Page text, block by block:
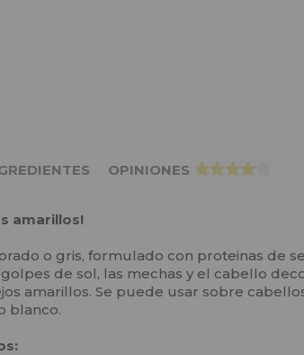
OPINIONES >
amarillos!
o gris, formulado con proteinas de
de sol, las mechas y el cabello
amarillos. Se puede usar sobre
blanco.